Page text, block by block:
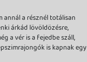
annál a résznél totálisan
árkád lövöldözésre,
a vér is a fejedbe száll,
is kapnak egy